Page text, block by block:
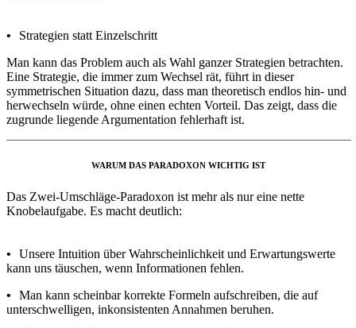
•
Strategien statt Einzelschritt
Man kann das Problem auch als Wahl ganzer Strategien betrachten.
Eine Strategie, die immer zum Wechsel rät, führt in dieser
symmetrischen Situation dazu, dass man theoretisch endlos hin- und
herwechseln würde, ohne einen echten Vorteil. Das zeigt, dass die
zugrunde liegende Argumentation fehlerhaft ist.
WARUM DAS PARADOXON WICHTIG IST
Das Zwei-Umschläge-Paradoxon ist mehr als nur eine nette
Knobelaufgabe. Es macht deutlich:
•
Unsere Intuition über Wahrscheinlichkeit und Erwartungswerte
kann uns täuschen, wenn Informationen fehlen.
•
Man kann scheinbar korrekte Formeln aufschreiben, die auf
unterschwelligen, inkonsistenten Annahmen beruhen.